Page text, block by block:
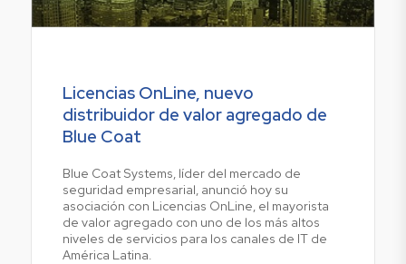
Licencias OnLine, nuevo
distribuidor de valor agregado de
Blue Coat
Blue Coat Systems, líder del mercado de
seguridad empresarial, anunció hoy su
asociación con Licencias OnLine, el mayorista
de valor agregado con uno de los más altos
niveles de servicios para los canales de IT de
América Latina.